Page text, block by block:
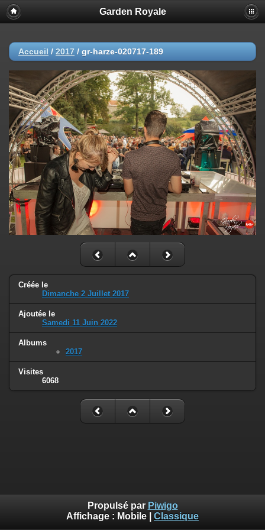
Garden Royale
Accueil / 2017 / gr-harze-020717-189
Créée le
Dimanche 2 Juillet 2017
Ajoutée le
Samedi 11 Juin 2022
Albums
2017
Visites
6068
Propulsé par Piwigo
Affichage : Mobile Classique